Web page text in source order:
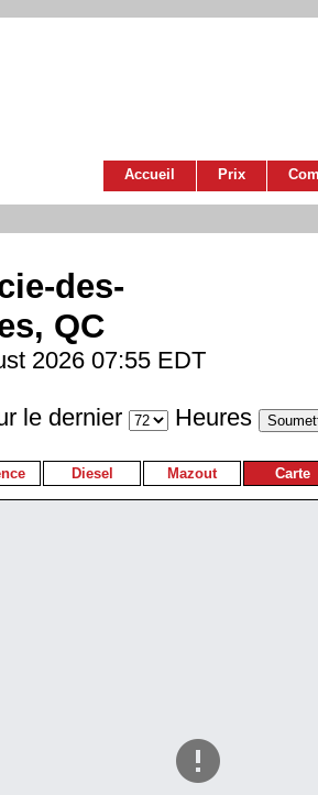
Accueil Prix
des-
QC
2026 07:55 EDT
le dernier Heures
Diesel Mazout Carte